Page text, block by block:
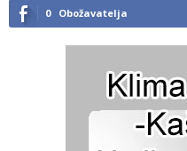
0 Obožavatelja